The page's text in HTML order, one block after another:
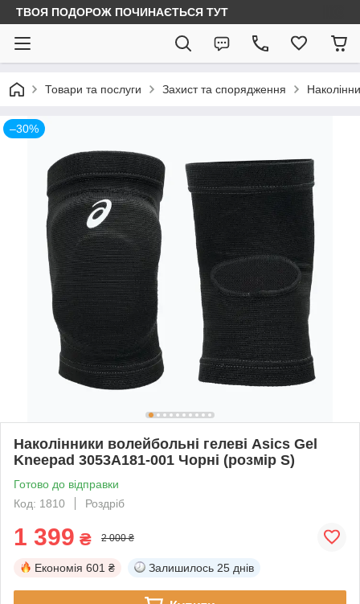
ТВОЯ ПОДОРОЖ ПОЧИНАЄТЬСЯ ТУТ
Товари та послуги Захист та спорядження
–30%
Наколінники волейбольні гелеві Asics Gel
Kneepad 3053A181-001 Чорні (розмір S)
Готово до відправки
Код: 1810
Роздріб
1 399 ₴ 2 000 ₴
Економія 601 ₴ Залишилось 25 днів